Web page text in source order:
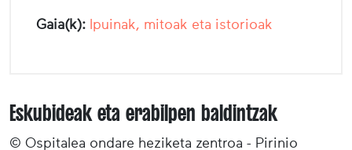
Gaia(k): Ipuinak, mitoak eta istorioak
Eskubideak eta erabilpen baldintzak
© Ospitalea ondare heziketa zentroa - Pirinio